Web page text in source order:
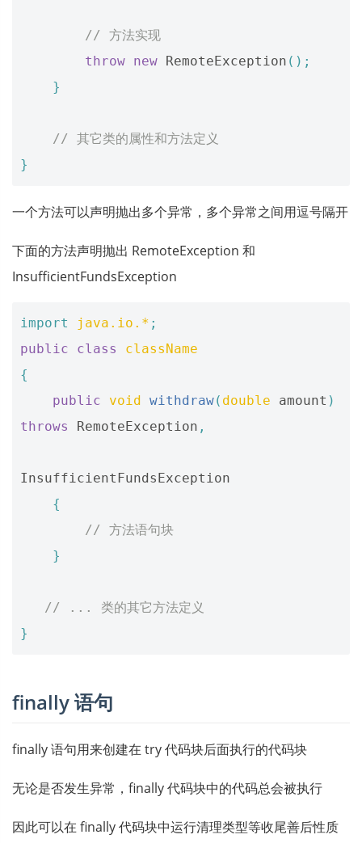
// 方法实现
throw new RemoteException ();
}
// 其它类的属性和方法定义
}
一个方法可以声明抛出多个异常，多个异常之间用逗号隔开
下面的方法声明抛出 RemoteException 和
InsufficientFundsException
import java.io.* ;
public
class
className
{
public
void withdraw( double amount )
throws
RemoteException ,
InsufficientFundsException
{
// 方法语句块
}
// ... 类的其它方法定义
}
finally 语句
finally 语句用来创建在 try 代码块后面执行的代码块
无论是否发生异常，finally 代码块中的代码总会被执行
因此可以在 finally 代码块中运行清理类型等收尾善后性质